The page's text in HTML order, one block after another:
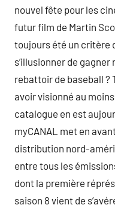
nouvel fête pour les
futur film de Martin
toujours été un critère
s’illusionner de
rebattoir de baseball ?
avoir visionné au
catalogue en est
myCANAL met en
distribution nord-
entre tous les
dont la première
saison 8 vient de